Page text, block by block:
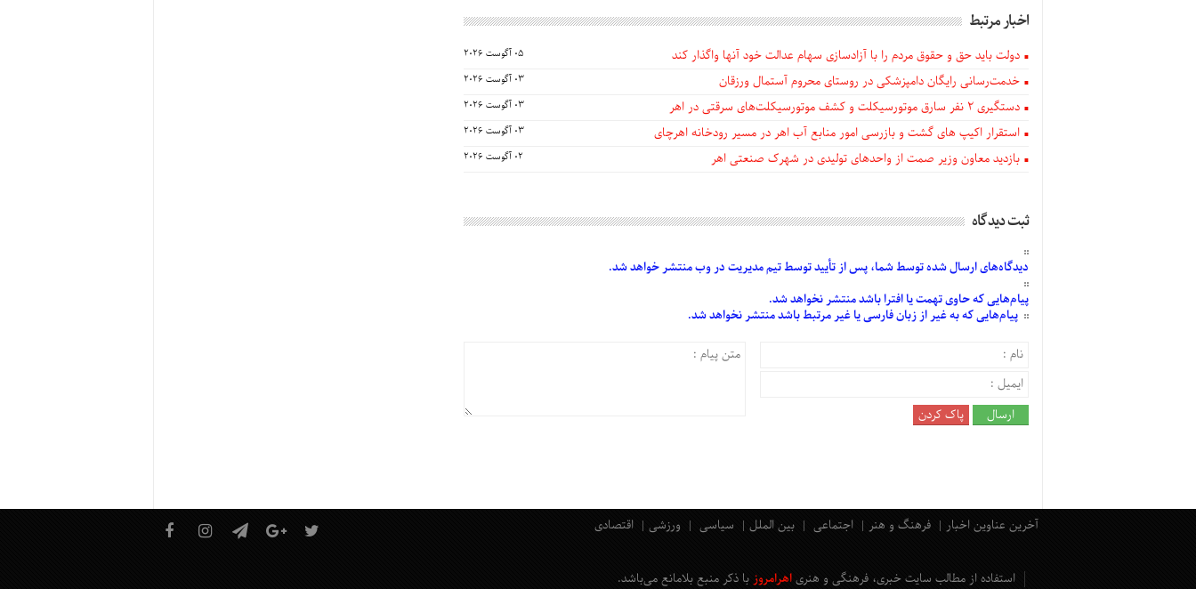
اخبار مرتبط
دولت باید حق و حقوق مردم را با آزادسازی سهام عدالت خود آنها واگذار کند 05 آگوست 2026
خدمت‌رسانی رایگان دامپزشکی در روستای محروم آستمال ورزقان 03 آگوست 2026
دستگيری ۲ نفر سارق موتورسیکلت و کشف موتورسیکلت‌های سرقتی در اهر 03 آگوست 2026
استقرار اکیپ های گشت و بازرسی امور منابع آب اهر در مسیر رودخانه اهرچای 03 آگوست 2026
بازدید معاون وزیر صمت از واحدهای تولیدی در شهرک صنعتی اهر 02 آگوست 2026
ثبت دیدگاه
دیدگاه‌هایارسالشدهتوسط شما، پس از تأییدتوسط تیم مدیریت در وب منتشر خواهد شد.
پیام‌هاییکه حاوی تهمت یا افترا باشد منتشر نخواهد شد.
پیام‌هاییکه به غیر از زبان فارسی یا غیر مرتبط باشد منتشر نخواهد شد.
آخرین عناوین اخبار فرهنگ و هنر اجتماعی بین الملل سیاسی ورزشی اقتصادی
استفاده از مطالب سایت خبری، فرهنگی و هنری اهرامروز با ذکر منبع بلامانع می‌باشد.